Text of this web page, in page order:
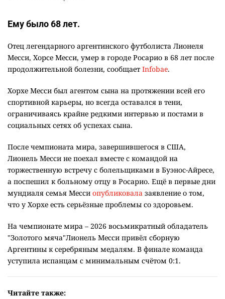
Ему было 68 лет.
Отец легендарного аргентинского футболиста Лионеля
Месси, Хорсе Месси, умер в городе Росарио в 68 лет после
продолжительной болезни, сообщает Infobae.
Хорхе Месси был агентом сына на протяжении всей его
спортивной карьеры, но всегда оставался в тени,
ограничиваясь крайне редкими интервью и постами в
социальных сетях об успехах сына.
После чемпионата мира, завершившегося в США,
Лионель Месси не поехал вместе с командой на
торжественную встречу с болельщиками в Буэнос-Айресе,
а поспешил к больному отцу в Росарио. Ещё в первые дни
мундиаля семья Месси опубликовала заявление о том,
что у Хорхе есть серьёзные проблемы со здоровьем.
На чемпионате мира – 2026 восьмикратный обладатель
"Золотого мяча"Лионель Месси привёл сборную
Аргентины к серебряным медалям. В финале команда
уступила испанцам с минимальным счётом 0:1.
Читайте также: